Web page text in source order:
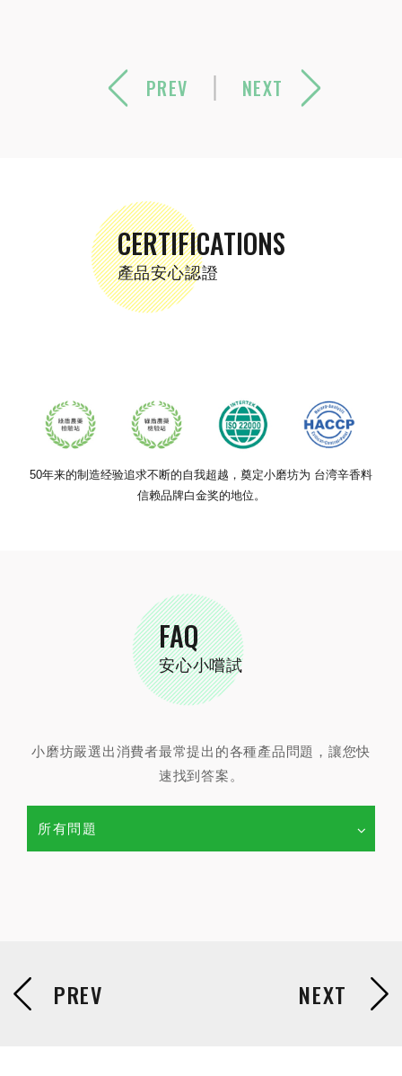
PREV NEXT
CERTIFICATIONS
產品安心認證
50年来的制造经验追求不断的自我超越，奠定小磨坊为 台湾辛香料
信赖品牌白金奖的地位。
FAQ
安心小嚐試
小磨坊嚴選出消費者最常提出的各種產品問題，讓您快
速找到答案。
所有問題